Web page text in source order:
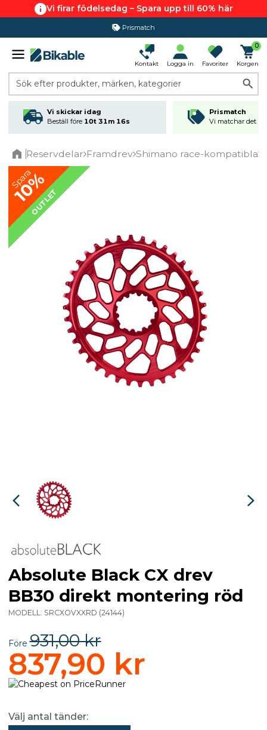
Vi firar födelsedag – Spara upp till 60% här
Prismatch
Kontakt Logga in Favoriter
0
Korgen
Sök efter produkter, märken, kategorier
Vi skickar idag
Beställ före 10t 31m 16s
Prismatch
Vi matchar det
Reservdelar Framdrev Shimano race-kompatibla
Spara
10%
OUTLET
Absolute Black CX drev
BB30 direkt montering röd
MODELL: SRCXOVXXRD (24144)
Före 931,00 kr
837,90 kr
Välj antal tänder: